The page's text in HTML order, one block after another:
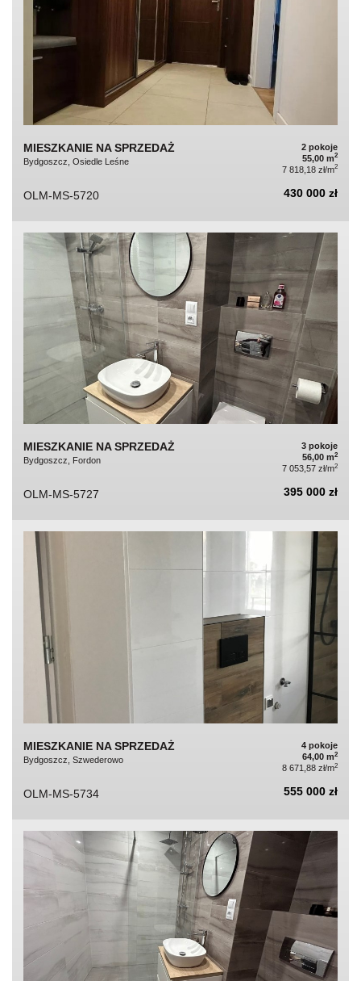
MIESZKANIE NA SPRZEDAŻ
Bydgoszcz, Osiedle Leśne
2 pokoje
55,00 m2
7 818,18 zł/m2
OLM-MS-5720 430 000 zł
MIESZKANIE NA SPRZEDAŻ
Bydgoszcz, Fordon
3 pokoje
56,00 m2
7 053,57 zł/m2
OLM-MS-5727 395 000 zł
MIESZKANIE NA SPRZEDAŻ
Bydgoszcz, Szwederowo
4 pokoje
64,00 m2
8 671,88 zł/m2
OLM-MS-5734 555 000 zł